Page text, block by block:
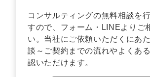
コンサルティングの無料相談を
すので、フォーム・LINEよりご
い。当社にご依頼いただくにあ
談～ご契約までの流れやよくあ
認いただけます。